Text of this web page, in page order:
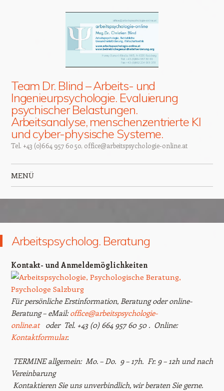
Team Dr. Blind – Arbeits- und
Ingenieurpsychologie. Evaluierung
psychischer Belastungen.
Arbeitsanalyse, menschenzentrierte KI
und cyber-physische Systeme.
Tel. +43 (0)664 957 60 50, office@arbeitspsychologie-online.at
MENÜ
Arbeitspsycholog. Beratung
Kontakt- und Anmeldemöglichkeiten
Für persönliche Erstinformation, Beratung oder online-
Beratung – eMail:office@arbeitspsychologie-
online.atoder Tel. +43 (0) 664 957 60 50 . Online:
Kontaktformular.
TERMINE allgemein: Mo. – Do. 9 – 17h. Fr. 9 – 12h und nach
Vereinbarung
Kontaktieren Sie uns unverbindlich, wir beraten Sie gerne.